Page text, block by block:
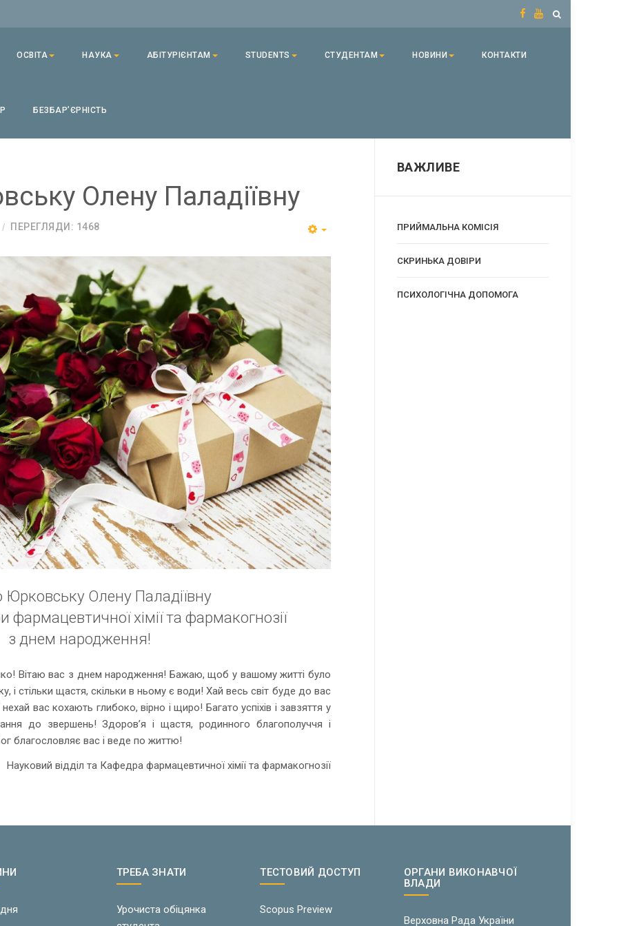
ОСВІТА НАУКА АБІТУРІЄНТАМ STUDENTS СТУДЕНТАМ НОВИНИ КОНТАКТИ
БЕЗБАРʼЄРНІСТЬ
Олену Паладіївну
ПЕРЕГЛЯДИ: 1468
Юрковську Олену Паладіївну
фармацевтичної хімії та фармакогнозії
з днем народження!
Вітаю вас з днем народження! Бажаю, щоб у вашому житті було
і стільки щастя, скільки в ньому є води! Хай весь світ буде до вас
вас кохають глибоко, вірно і щиро! Багато успіхів і завзяття у
до звершень! Здоров’я і щастя, родинного благополуччя і
благословляє вас і веде по життю!
Науковий відділ та Кафедра фармацевтичної хімії та фармакогнозії
ВАЖЛИВЕ
ПРИЙМАЛЬНА КОМІСІЯ
CКРИНЬКА ДОВІРИ
ПСИХОЛОГІЧНА ДОПОМОГА
ТРЕБА ЗНАТИ
Урочиста обіцянка
ТЕСТОВИЙ ДОСТУП
Scopus Preview
ОРГАНИ ВИКОНАВЧОЇ
ВЛАДИ
Верховна Рада України